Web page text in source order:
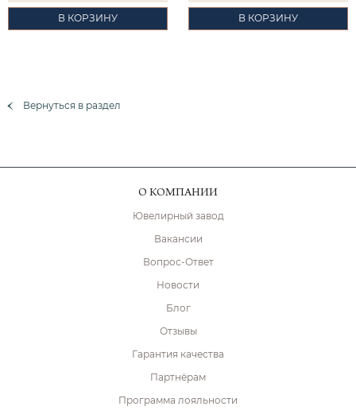
В КОРЗИНУ В КОРЗИНУ
Вернуться в раздел
О КОМПАНИИ
Ювелирный завод
Вакансии
Вопрос-Ответ
Новости
Блог
Отзывы
Гарантия качества
Партнёрам
Программа лояльности